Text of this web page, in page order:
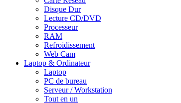
Disque Dur
Lecture CD/DVD
Processeur
RAM
Refroidissement
Web Cam
Laptop & Ordinateur
Laptop
PC de bureau
Serveur / Workstation
Tout en un